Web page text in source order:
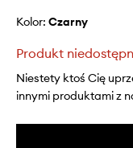
Kolor: czarny
Produkt
Niestety ktoś Cię
innymi produktami z